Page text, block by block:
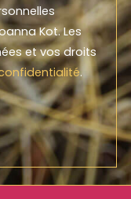
Kot. Les
et vos droits
.